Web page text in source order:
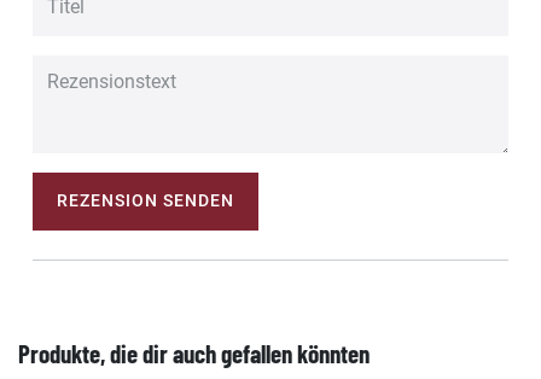
REZENSION SENDEN
Produkte, die dir auch gefallen könnten